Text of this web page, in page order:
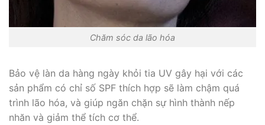
Chăm sóc da lão hóa
Bảo vệ làn da hàng ngày khỏi tia UV gây hại với các
sản phẩm có chỉ số SPF thích hợp sẽ làm chậm quá
trình lão hóa, và giúp ngăn chặn sự hình thành nếp
nhăn và giảm thể tích cơ thể.